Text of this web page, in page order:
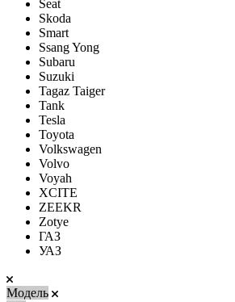
Seat
Skoda
Smart
Ssang Yong
Subaru
Suzuki
Tagaz Taiger
Tank
Tesla
Toyota
Volkswagen
Volvo
Voyah
XCITE
ZEEKR
Zotye
ГАЗ
УАЗ
Модель